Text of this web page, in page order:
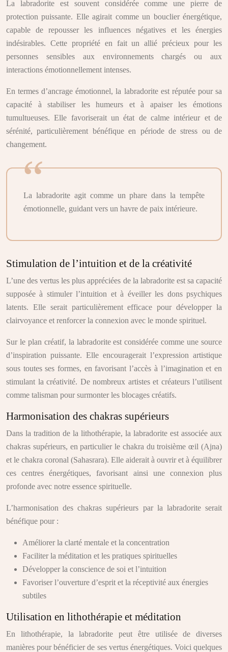
La labradorite est souvent considérée comme une pierre de
protection puissante. Elle agirait comme un bouclier énergétique,
capable de repousser les influences négatives et les énergies
indésirables. Cette propriété en fait un allié précieux pour les
personnes sensibles aux environnements chargés ou aux
interactions émotionnellement intenses.
En termes d’ancrage émotionnel, la labradorite est réputée pour sa
capacité à stabiliser les humeurs et à apaiser les émotions
tumultueuses. Elle favoriserait un état de calme intérieur et de
sérénité, particulièrement bénéfique en période de stress ou de
changement.
La labradorite agit comme un phare dans la tempête
émotionnelle, guidant vers un havre de paix intérieure.
Stimulation de l’intuition et de la créativité
L’une des vertus les plus appréciées de la labradorite est sa capacité
supposée à stimuler l’intuition et à éveiller les dons psychiques
latents. Elle serait particulièrement efficace pour développer la
clairvoyance et renforcer la connexion avec le monde spirituel.
Sur le plan créatif, la labradorite est considérée comme une source
d’inspiration puissante. Elle encouragerait l’expression artistique
sous toutes ses formes, en favorisant l’accès à l’imagination et en
stimulant la créativité. De nombreux artistes et créateurs l’utilisent
comme talisman pour surmonter les blocages créatifs.
Harmonisation des chakras supérieurs
Dans la tradition de la lithothérapie, la labradorite est associée aux
chakras supérieurs, en particulier le chakra du troisième œil (Ajna)
et le chakra coronal (Sahasrara). Elle aiderait à ouvrir et à équilibrer
ces centres énergétiques, favorisant ainsi une connexion plus
profonde avec notre essence spirituelle.
L’harmonisation des chakras supérieurs par la labradorite serait
bénéfique pour :
Améliorer la clarté mentale et la concentration
Faciliter la méditation et les pratiques spirituelles
Développer la conscience de soi et l’intuition
Favoriser l’ouverture d’esprit et la réceptivité aux énergies
subtiles
Utilisation en lithothérapie et méditation
En lithothérapie, la labradorite peut être utilisée de diverses
manières pour bénéficier de ses vertus énergétiques. Voici quelques